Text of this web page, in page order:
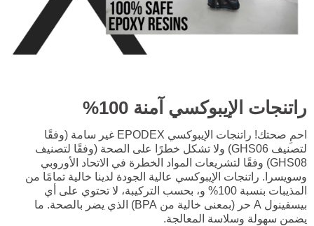
راتنجات الإيبوكسي آمنة 100%
احمِ صحتك! راتنجات الإيبوكسي EPODEX غير سامة (وفقًا
لتصنيف GHS06) ولا تشكل خطرًا على الصحة (وفقًا لتصنيف
GHS08) وفقًا لتشريعات المواد الخطرة في الاتحاد الأوروبي
وسويسرا. راتنجات الإيبوكسي عالية الجودة لدينا خالية تمامًا من
المذيبات بنسبة 100% و، بحسب التركيبة، لا تحتوي على أي
بيسفينول A حر (بمعنى خالية من BPA) الذي يضر بالصحة. ما
يضمن سهولة وسلاسة المعالجة.